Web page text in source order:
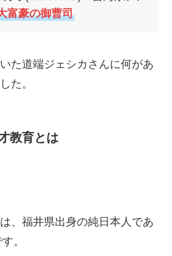
富豪の御曹司
た道端ジェシカさんに何があ
た。
教育とは
は、福井県出身の純日本人であ
。